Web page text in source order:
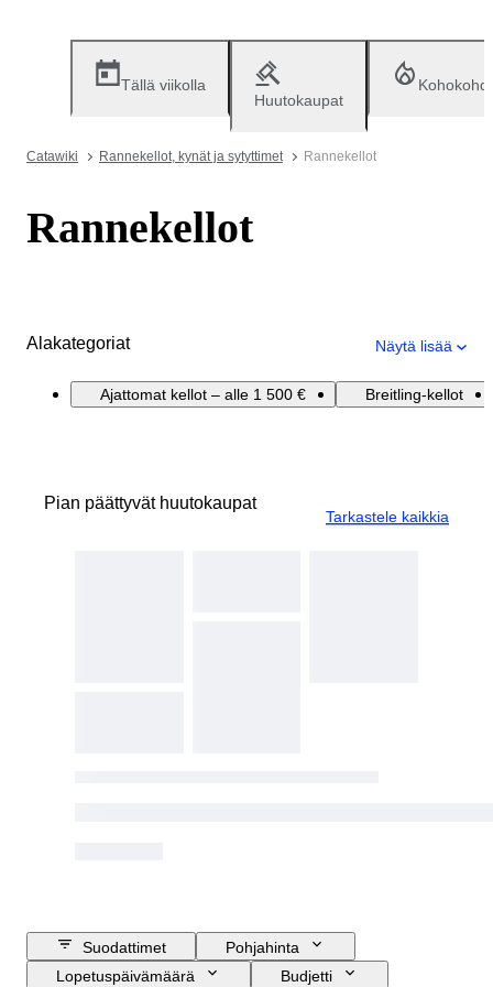
Tällä viikolla
Huutokaupat
Catawiki Rannekellot, kynät ja sytyttimet Rannekellot
Rannekellot
Alakategoriat Näytä lisää
Ajattomat kellot – alle 1 500 € Breitling-kellot
Pian päättyvät huutokaupat
Tarkastele kaikkia
Suodattimet
Pohjahinta
Lopetuspäivämäärä
Budjetti